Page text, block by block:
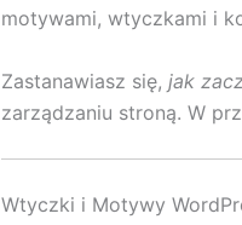
motywami, wtyczkami i
Zastanawiasz się, jak
zarządzaniu stroną. W
Wtyczki i Motywy